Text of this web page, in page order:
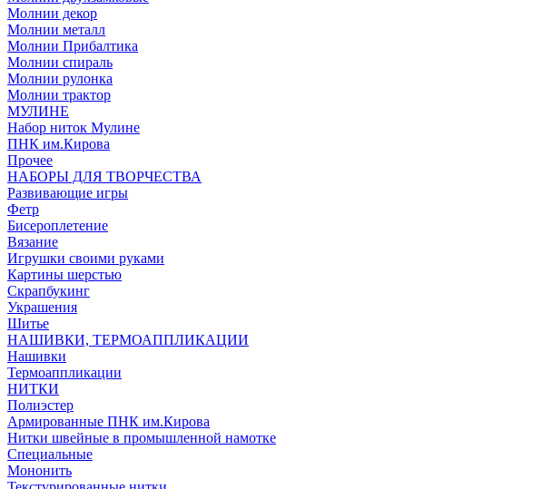
Молнии декор
Молнии металл
Молнии Прибалтика
Молнии спираль
Молнии рулонка
Молнии трактор
МУЛИНЕ
Набор ниток Мулине
ПНК им.Кирова
Прочее
НАБОРЫ ДЛЯ ТВОРЧЕСТВА
Развивающие игры
Фетр
Бисероплетение
Вязание
Игрушки своими руками
Картины шерстью
Скрапбукинг
Украшения
Шитье
НАШИВКИ, ТЕРМОАППЛИКАЦИИ
Нашивки
Термоаппликации
НИТКИ
Полиэстер
Армированные ПНК им.Кирова
Нитки швейные в промышленной намотке
Специальные
Мононить